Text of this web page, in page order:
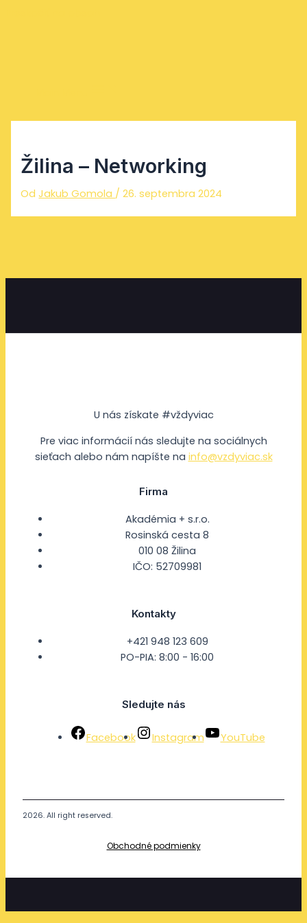
Žilina – Networking
Od Jakub Gomola /26. septembra 2024
U nás získate #vždyviac
Pre viac informácií nás sledujte na sociálnych
sieťach alebo nám napíšte na info@vzdyviac.sk
Firma
Akadémia + s.r.o.
Rosinská cesta 8
010 08 Žilina
IČO: 52709981
Kontakty
+421 948 123 609
PO-PIA: 8:00 - 16:00
Sledujte nás
Facebook Instagram YouTube
2026. All right reserved.
Obchodné podmienky